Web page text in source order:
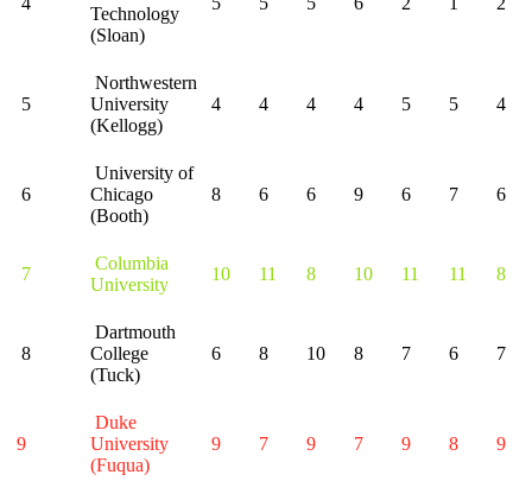
Technology
(Sloan)
5
Northwestern
University
(Kellogg)
4 4 4 4 5 5 4
6
University of
Chicago
(Booth)
8 6 6 9 6 7 6
7
Columbia
University
10 11 8 10 11 11 8
8
Dartmouth
College
(Tuck)
6 8 10 8 7 6 7
9
Duke
University
(Fuqua)
9 7 9 7 9 8 9